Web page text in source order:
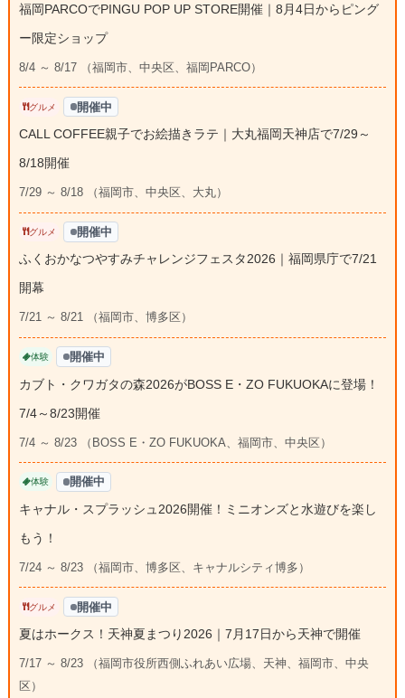
福岡PARCOでPINGU POP UP STORE開催｜8月4日からピング
ー限定ショップ
8/4 ～ 8/17 （福岡市、中央区、福岡PARCO）
グルメ 開催中
CALL COFFEE親子でお絵描きラテ｜大丸福岡天神店で7/29～
8/18開催
7/29 ～ 8/18 （福岡市、中央区、大丸）
グルメ 開催中
ふくおかなつやすみチャレンジフェスタ2026｜福岡県庁で7/21
開幕
7/21 ～ 8/21 （福岡市、博多区）
体験 開催中
カブト・クワガタの森2026がBOSS E・ZO FUKUOKAに登場！
7/4～8/23開催
7/4 ～ 8/23 （BOSS E・ZO FUKUOKA、福岡市、中央区）
体験 開催中
キャナル・スプラッシュ2026開催！ミニオンズと水遊びを楽し
もう！
7/24 ～ 8/23 （福岡市、博多区、キャナルシティ博多）
グルメ 開催中
夏はホークス！天神夏まつり2026｜7月17日から天神で開催
7/17 ～ 8/23 （福岡市役所西側ふれあい広場、天神、福岡市、中央
区）